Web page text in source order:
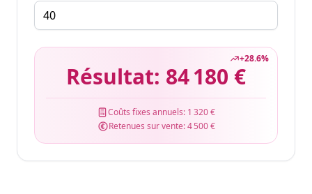
+28.6%
Résultat: 84 180 €
Coûts fixes annuels: 1 320 €
Retenues sur vente:4 500 €